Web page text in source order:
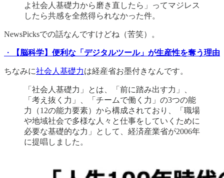
よ社会人基礎力から磨き直したら」ってマジレス
したら共感を全然得られなかった件。
NewsPicksでの話なんですけどね（苦笑）。
・ 【脳科学】便利な「デジタルツール」が生産性を奪う理由
ちなみに社会人基礎力は経産省お墨付きなんです。
「社会人基礎力」とは、「前に踏み出す力」、
「考え抜く力」、「チームで働く力」の3つの能
力（12の能力要素）から構成されており、「職場
や地域社会で多様な人々と仕事をしていくために
必要な基礎的な力」として、経済産業省が2006年
に提唱しました。